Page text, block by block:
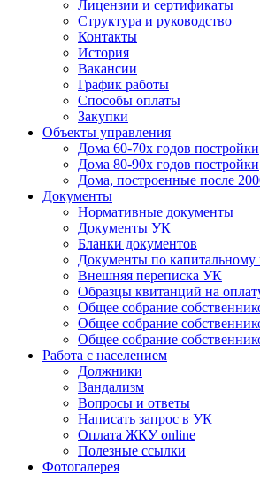
Лицензии и сертификаты
Структура и руководство
Контакты
История
Вакансии
График работы
Способы оплаты
Закупки
Объекты управления
Дома 60-70х годов постройки
Дома 80-90х годов постройки
Дома, построенные после
Документы
Нормативные документы
Документы УК
Бланки документов
Документы по
Внешняя переписка УК
Образцы квитанций на
Общее собрание
Общее собрание
Общее собрание
Работа с населением
Должники
Вандализм
Вопросы и ответы
Написать запрос в УК
Оплата ЖКУ online
Полезные ссылки
Фотогалерея